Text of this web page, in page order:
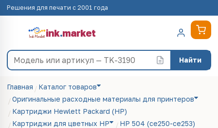
Решения для печати с 2001 года
ink.market
Найти
Главная
Каталог товаров
Оригинальные расходные материалы для принтеров
Картриджи Hewlett Packard (HP)
Картриджи для цветных HP
HP 504 (ce250-ce253)